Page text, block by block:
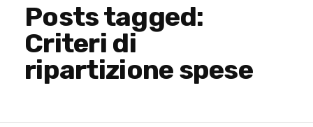
Posts tagged:
Criteri di
ripartizione spese